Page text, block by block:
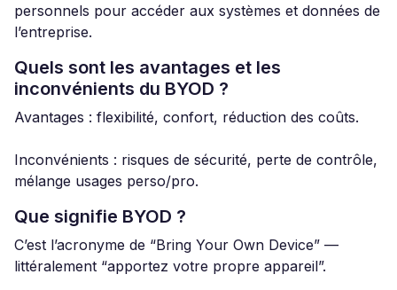
personnels pour accéder aux systèmes et données de
l’entreprise.
Quels sont les avantages et les
inconvénients du BYOD ?
Avantages : flexibilité, confort, réduction des coûts.
Inconvénients : risques de sécurité, perte de contrôle,
mélange usages perso/pro.
Que signifie BYOD ?
C’est l’acronyme de “Bring Your Own Device” —
littéralement “apportez votre propre appareil”.